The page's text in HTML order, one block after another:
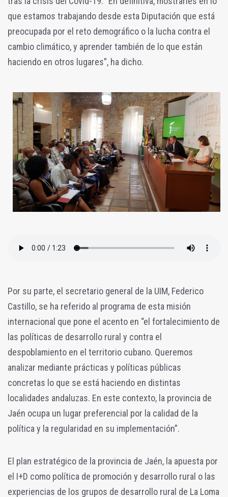
que estamos trabajando desde esta Diputación que está
preocupada por el reto demográfico o la lucha contra el
cambio climático, y aprender también de lo que están
haciendo en otros lugares”, ha dicho.
Por su parte, el secretario general de la UIM, Federico
Castillo, se ha referido al programa de esta misión
internacional que pone el acento en “el fortalecimiento de
las políticas de desarrollo rural y contra el
despoblamiento en el territorio cubano. Queremos
analizar mediante prácticas y políticas públicas
concretas lo que se está haciendo en distintas
localidades andaluzas. En este contexto, la provincia de
Jaén ocupa un lugar preferencial por la calidad de la
política y la regularidad en su implementación”.
El plan estratégico de la provincia de Jaén, la apuesta por
el I+D como política de promoción y desarrollo rural o las
experiencias de los grupos de desarrollo rural de La Loma